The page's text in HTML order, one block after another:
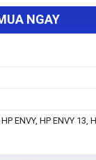
NGAY
HP ENVY, HP ENVY 13,